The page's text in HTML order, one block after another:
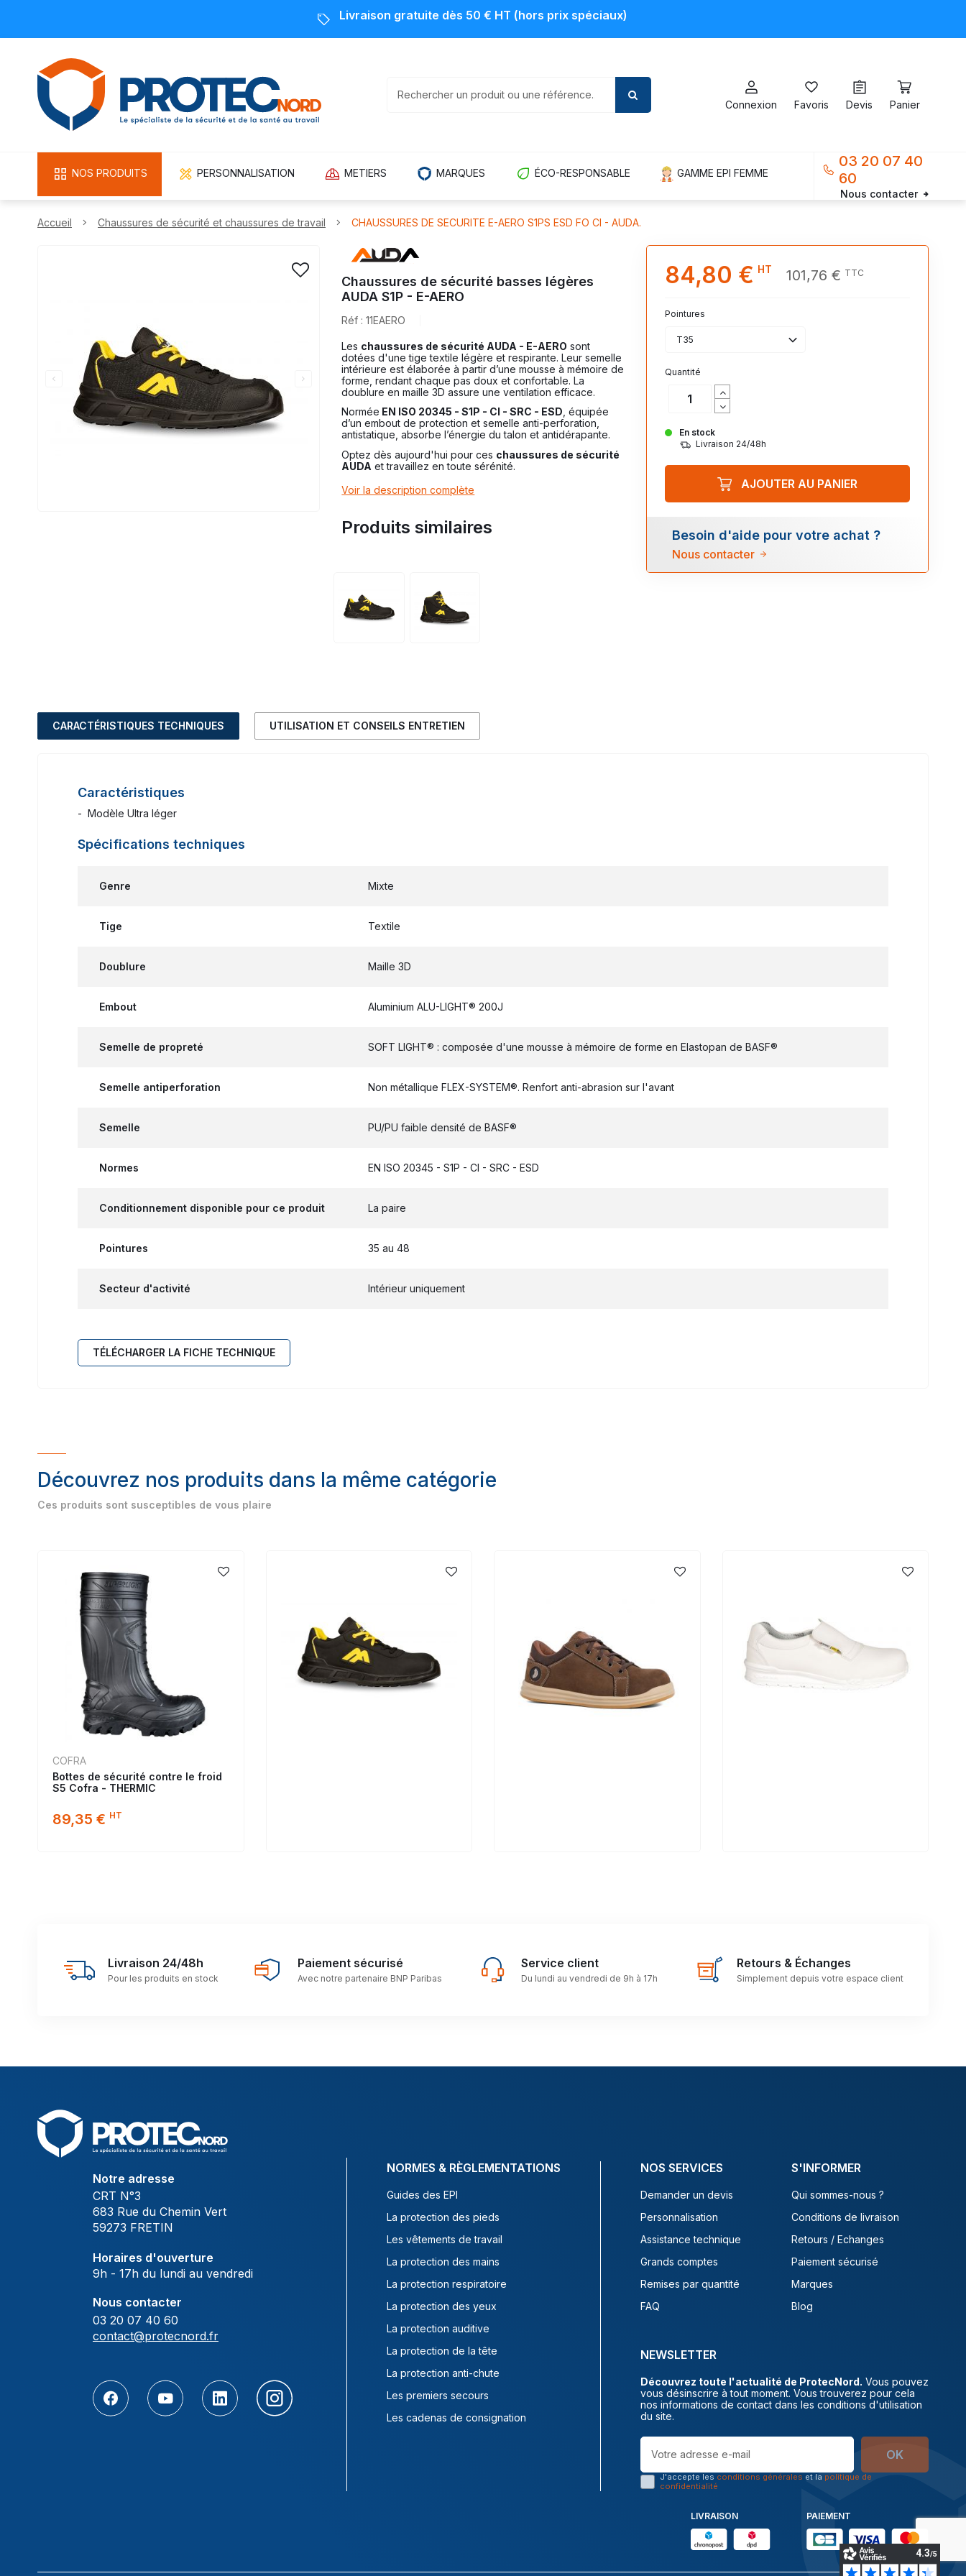
Livraison gratuite dès 50 € HT (hors prix spéciaux)
Connexion Favoris Devis Panier
NOS PRODUITS PERSONNALISATION METIERS MARQUES ÉCO-RESPONSABLE GAMME EPI FEMME
03 20 07 40
60
Nous contacter
Accueil Chaussures de sécurité et chaussures de travail CHAUSSURES DE SECURITE E-AERO S1PS ESD FO CI - AUDA.
Chaussures de sécurité basses légères
AUDA S1P - E-AERO
Réf : 11EAERO
Les chaussures de sécurité AUDA - E-AERO sont
dotées d'une tige textile légère et respirante. Leur semelle
intérieure est élaborée à partir d’une mousse à mémoire de
forme, rendant chaque pas doux et confortable. La
doublure en maille 3D assure une ventilation efficace.
Normée EN ISO 20345 - S1P - CI - SRC - ESD , équipée
d’un embout de protection et semelle anti-perforation,
antistatique, absorbe l’énergie du talon et antidérapante.
Optez dès aujourd'hui pour ces chaussures de sécurité
AUDA et travaillez en toute sérénité.
Voir la description complète
Produits similaires
84,80 € HT 101,76 € TTC
Pointures
T35
Quantité
En stock
Livraison 24/48h
AJOUTER AU PANIER
Besoin d'aide pour votre achat ?
Nous contacter
CARACTÉRISTIQUES TECHNIQUES UTILISATION ET CONSEILS ENTRETIEN
Caractéristiques
- Modèle Ultra léger
Spécifications techniques
Genre Mixte
Tige Textile
Doublure Maille 3D
Embout Aluminium ALU-LIGHT® 200J
Semelle de propreté SOFT LIGHT® : composée d'une mousse à mémoire de forme en Elastopan de BASF®
Semelle antiperforation Non métallique FLEX-SYSTEM®. Renfort anti-abrasion sur l'avant
Semelle PU/PU faible densité de BASF®
Normes EN ISO 20345 - S1P - CI - SRC - ESD
Conditionnement disponible pour ce produit La paire
Pointures 35 au 48
Secteur d'activité Intérieur uniquement
TÉLÉCHARGER LA FICHE TECHNIQUE
Découvrez nos produits dans la même catégorie
Ces produits sont susceptibles de vous plaire
COFRA
Bottes de sécurité contre le froid
S5 Cofra - THERMIC
89,35 € HT
Livraison 24/48h
Pour les produits en stock
Paiement sécurisé
Avec notre partenaire BNP Paribas
Service client
Du lundi au vendredi de 9h à 17h
Retours & Échanges
Simplement depuis votre espace client
Notre adresse
CRT N°3
683 Rue du Chemin Vert
59273 FRETIN
Horaires d'ouverture
9h - 17h du lundi au vendredi
Nous contacter
03 20 07 40 60
contact@protecnord.fr
NORMES & RÈGLEMENTATIONS
Guides des EPI
La protection des pieds
Les vêtements de travail
La protection des mains
La protection respiratoire
La protection des yeux
La protection auditive
La protection de la tête
La protection anti-chute
Les premiers secours
Les cadenas de consignation
NOS SERVICES
Demander un devis
Personnalisation
Assistance technique
Grands comptes
Remises par quantité
FAQ
S'INFORMER
Qui sommes-nous ?
Conditions de livraison
Retours / Echanges
Paiement sécurisé
Marques
Blog
NEWSLETTER
Découvrez toute l'actualité de ProtecNord. Vous pouvez
vous désinscrire à tout moment. Vous trouverez pour cela
nos informations de contact dans les conditions d'utilisation
du site.
OK
J'accepte les conditions générales et la politique de
confidentialité
LIVRAISON PAIEMENT